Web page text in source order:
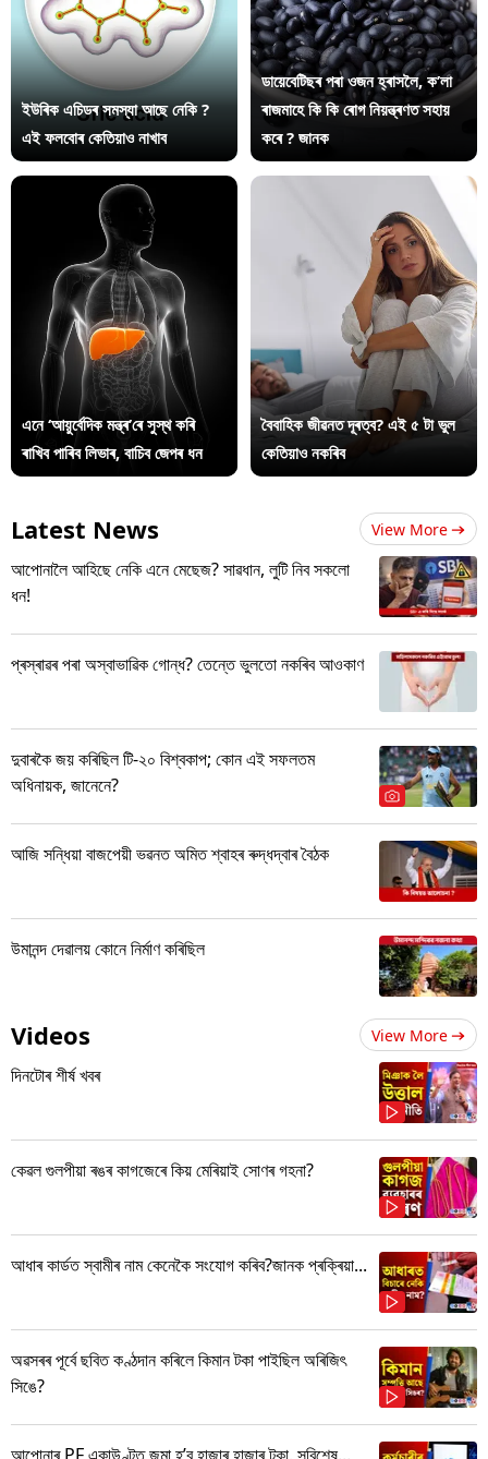
ইউৰিক এচিডৰ সমস্যা আছে নেকি ?
এই ফলবোৰ কেতিয়াও নাখাব
ডায়েবেটিছৰ পৰা ওজন হ্ৰাসলৈ, ক’লা
ৰাজমাহে কি কি ৰোগ নিয়ন্ত্ৰণত সহায়
কৰে ? জানক
এনে ‘আয়ুৰ্বেদিক মন্ত্ৰ’ৰে সুস্থ কৰি
ৰাখিব পাৰিব লিভাৰ, বাচিব জেপৰ ধন
বৈবাহিক জীৱনত দূৰত্ব? এই ৫ টা ভুল
কেতিয়াও নকৰিব
Latest News View More
আপোনালৈ আহিছে নেকি এনে মেছেজ? সাৱধান, লুটি নিব সকলো
ধন!
প্ৰস্ৰাৱৰ পৰা অস্বাভাৱিক গোন্ধ? তেন্তে ভুলতো নকৰিব আওকাণ
দুবাৰকৈ জয় কৰিছিল টি-২০ বিশ্বকাপ; কোন এই সফলতম
অধিনায়ক, জানেনে?
আজি সন্ধিয়া বাজপেয়ী ভৱনত অমিত শ্বাহৰ ৰুদ্ধদ্বাৰ বৈঠক
উমানন্দ দেৱালয় কোনে নিৰ্মাণ কৰিছিল
Videos View More
দিনটোৰ শীৰ্ষ খবৰ
কেৱল গুলপীয়া ৰঙৰ কাগজেৰে কিয় মেৰিয়াই সোণৰ গহনা?
আধাৰ কাৰ্ডত স্বামীৰ নাম কেনেকৈ সংযোগ কৰিব?জানক প্ৰক্ৰিয়া...
অৱসৰৰ পূৰ্বে ছবিত কণ্ঠদান কৰিলে কিমান টকা পাইছিল অৰিজিৎ
সিঙে?